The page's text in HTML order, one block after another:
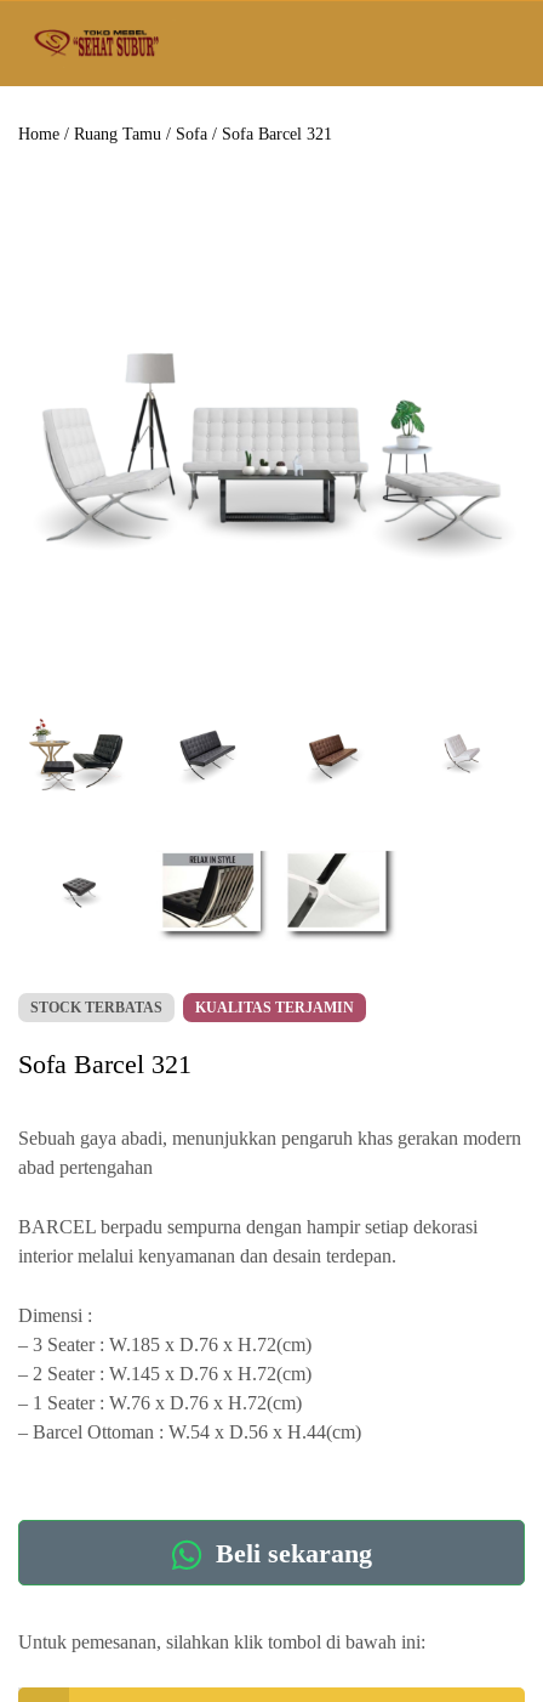
Home / Ruang Tamu / Sofa / Sofa Barcel 321
STOCK TERBATAS KUALITAS TERJAMIN
Sofa Barcel 321
Sebuah gaya abadi, menunjukkan pengaruh khas gerakan modern
abad pertengahan
BARCEL berpadu sempurna dengan hampir setiap dekorasi
interior melalui kenyamanan dan desain terdepan.
Dimensi :
– 3 Seater : W.185 x D.76 x H.72(cm)
– 2 Seater : W.145 x D.76 x H.72(cm)
– 1 Seater : W.76 x D.76 x H.72(cm)
– Barcel Ottoman : W.54 x D.56 x H.44(cm)
Beli sekarang
Untuk pemesanan, silahkan klik tombol di bawah ini: